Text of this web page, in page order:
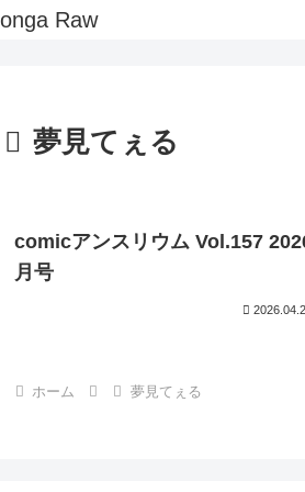
Raw
夢見てぇる
comicアンスリウム Vol.157
月号
ホーム 夢見てぇる